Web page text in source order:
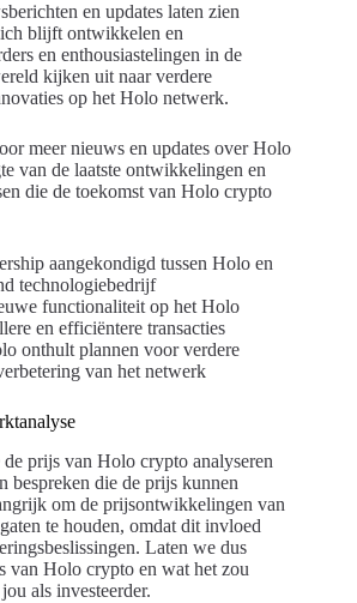
en updates laten zien
blijft ontwikkelen en
en enthousiastelingen in de
kijken uit naar verdere
op het Holo netwerk.
meer nieuws en updates over Holo
van de laatste ontwikkelingen en
die de toekomst van Holo crypto
aangekondigd tussen Holo en
technologiebedrijf
functionaliteit op het Holo
en efficiëntere transacties
onthult plannen voor verdere
van het netwerk
prijs van Holo crypto analyseren
bespreken die de prijs kunnen
om de prijsontwikkelingen van
te houden, omdat dit invloed
Laten we dus
van Holo crypto en wat het zou
als investeerder.